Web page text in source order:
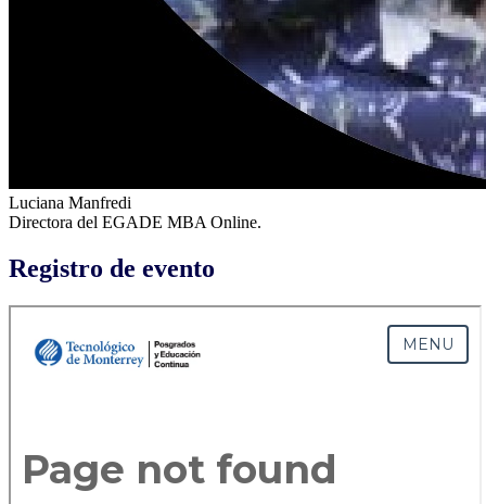
Luciana Manfredi
Directora del EGADE MBA Online.
Registro de evento